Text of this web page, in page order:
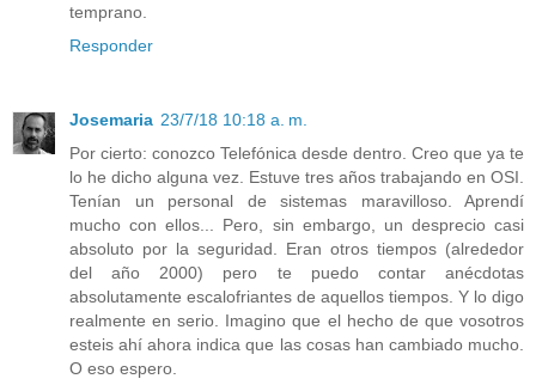
temprano.
Responder
Josemaria 23/7/18 10:18 a. m.
Por cierto: conozco Telefónica desde dentro. Creo que ya te
lo he dicho alguna vez. Estuve tres años trabajando en OSI.
Tenían un personal de sistemas maravilloso. Aprendí
mucho con ellos... Pero, sin embargo, un desprecio casi
absoluto por la seguridad. Eran otros tiempos (alrededor
del año 2000) pero te puedo contar anécdotas
absolutamente escalofriantes de aquellos tiempos. Y lo digo
realmente en serio. Imagino que el hecho de que vosotros
esteis ahí ahora indica que las cosas han cambiado mucho.
O eso espero.